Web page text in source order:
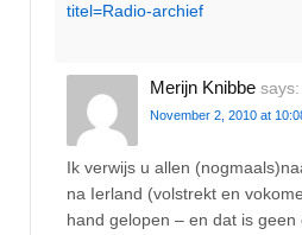
titel=Radio-archief
Merijn Knibbe says:
November 2, 2010 at
Ik verwijs u allen
na Ierland (volstrekt en
hand gelopen – en dat is geen